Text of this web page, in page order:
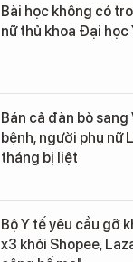
Bài học không có
nữ thủ khoa Đại học
Bán cả đàn bò
bệnh, người phụ nữ
tháng bị liệt
Bộ Y tế yêu cầu gỡ
x3 khỏi Shopee,